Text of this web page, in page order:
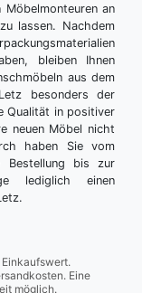
Möbelmonteuren an
lassen. Nachdem
bleiben Ihnen
aus dem
besonders der
Qualität in positiver
neuen Möbel nicht
haben Sie vom
Bestellung bis zur
lediglich einen
Eine
möglich.